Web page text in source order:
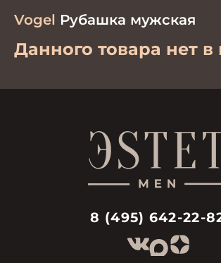
Vogel Рубашка мужская
Данного товара нет
8 (495) 642-22-